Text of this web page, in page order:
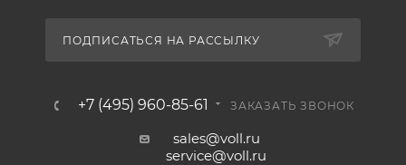
ПОДПИСАТЬСЯ НА РАССЫЛКУ
+7 (495) 960-85-61 ЗАКАЗАТЬ ЗВОНОК
sales@voll.ru
service@voll.ru